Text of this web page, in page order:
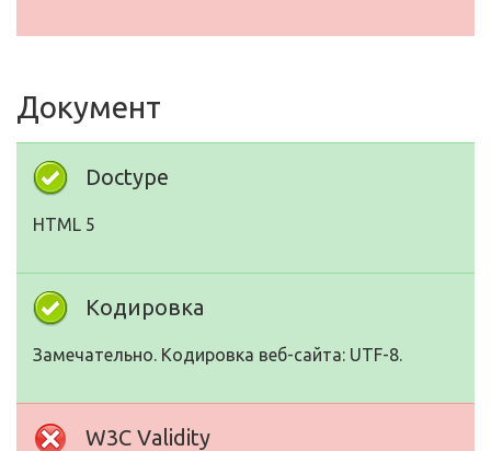
Документ
Doctype
HTML 5
Кодировка
Замечательно. Кодировка веб-сайта: UTF-8.
W3C Validity